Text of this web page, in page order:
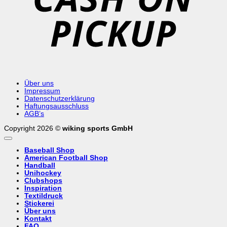
Über uns
Impressum
Datenschutzerklärung
Haftungsausschluss
AGB’s
Copyright 2026 © wiking sports GmbH
Baseball Shop
American Football Shop
Handball
Unihockey
Clubshops
Inspiration
Textildruck
Stickerei
Über uns
Kontakt